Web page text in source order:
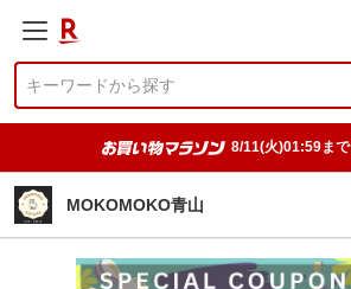
8/11(火)01:59まで
MOKOMOKO青山